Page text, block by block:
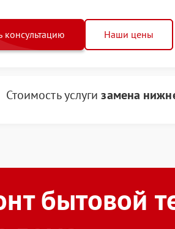
консультацию Наши цены
Стоимость услугизамена
бытовой